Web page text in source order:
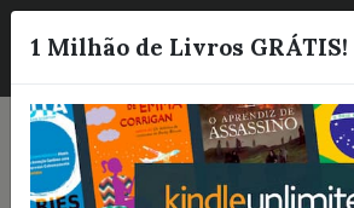
1 Milhão de Livros GRÁTIS!